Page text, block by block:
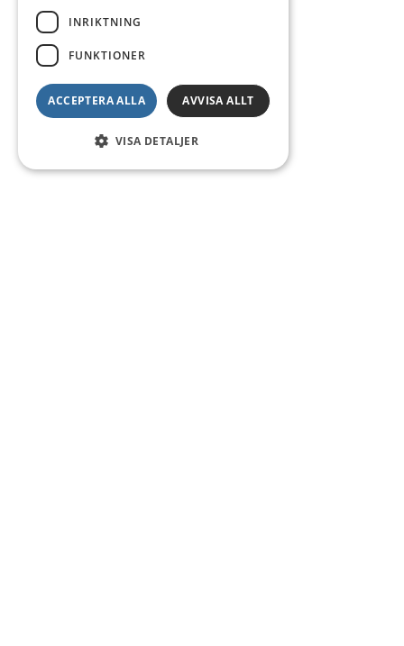
INRIKTNING
FUNKTIONER
ACCEPTERA ALLA AVVISA ALLT
VISA DETALJER